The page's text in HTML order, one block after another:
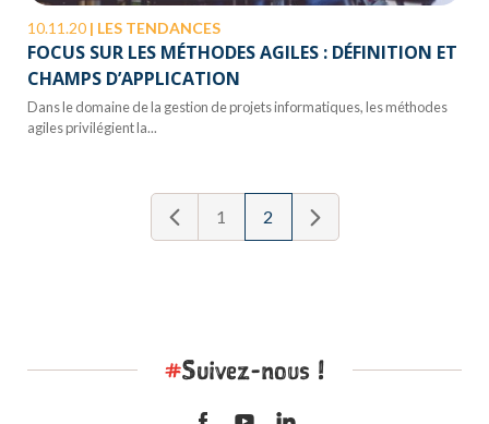
10.11.20 | LES TENDANCES
FOCUS SUR LES MÉTHODES AGILES : DÉFINITION ET
CHAMPS D’APPLICATION
Dans le domaine de la gestion de projets informatiques, les méthodes
agiles privilégient la...
1 2
#Suivez-nous !